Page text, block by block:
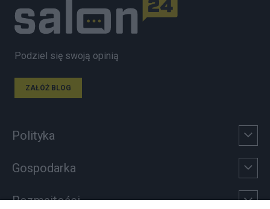
Podziel się swoją opinią
ZAŁÓŻ BLOG
Polityka
Gospodarka
Rozmaitości